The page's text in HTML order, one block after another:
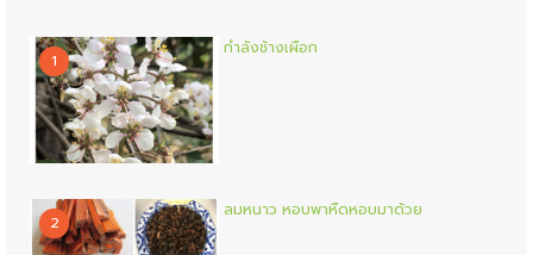
1
กำลังช้างเผือก
2
ลมหนาว หอบพาหืดหอบมาด้วย